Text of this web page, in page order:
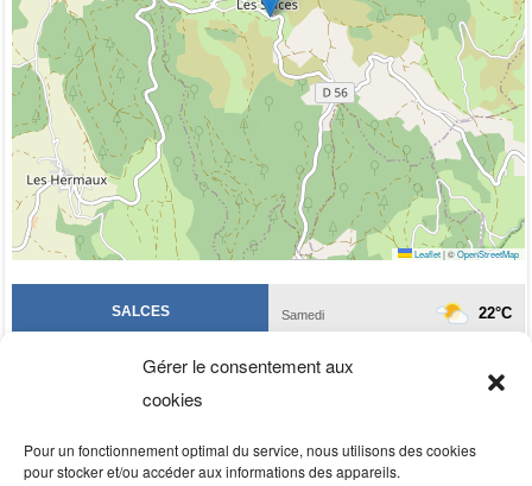
Gérer le consentement aux
cookies
Pour un fonctionnement optimal du service, nous utilisons des cookies
pour stocker et/ou accéder aux informations des appareils.
Leaflet |©OpenStreetMap